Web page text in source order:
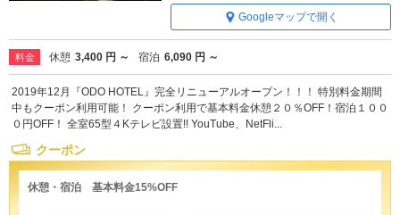
Googleマップで開く
料金 休憩 3,400 円 ～ 宿泊 6,090 円 ～
2019年12月『ODO HOTEL』完全リニューアルオープン！！！ 特別料金期間
中もクーポン利用可能！ クーポン利用で基本料金休憩２０％OFF！宿泊１００
０円OFF！ 全室65型４Kテレビ設置!! YouTube、NetFli...
クーポン
休憩・宿泊 基本料金15%OFF